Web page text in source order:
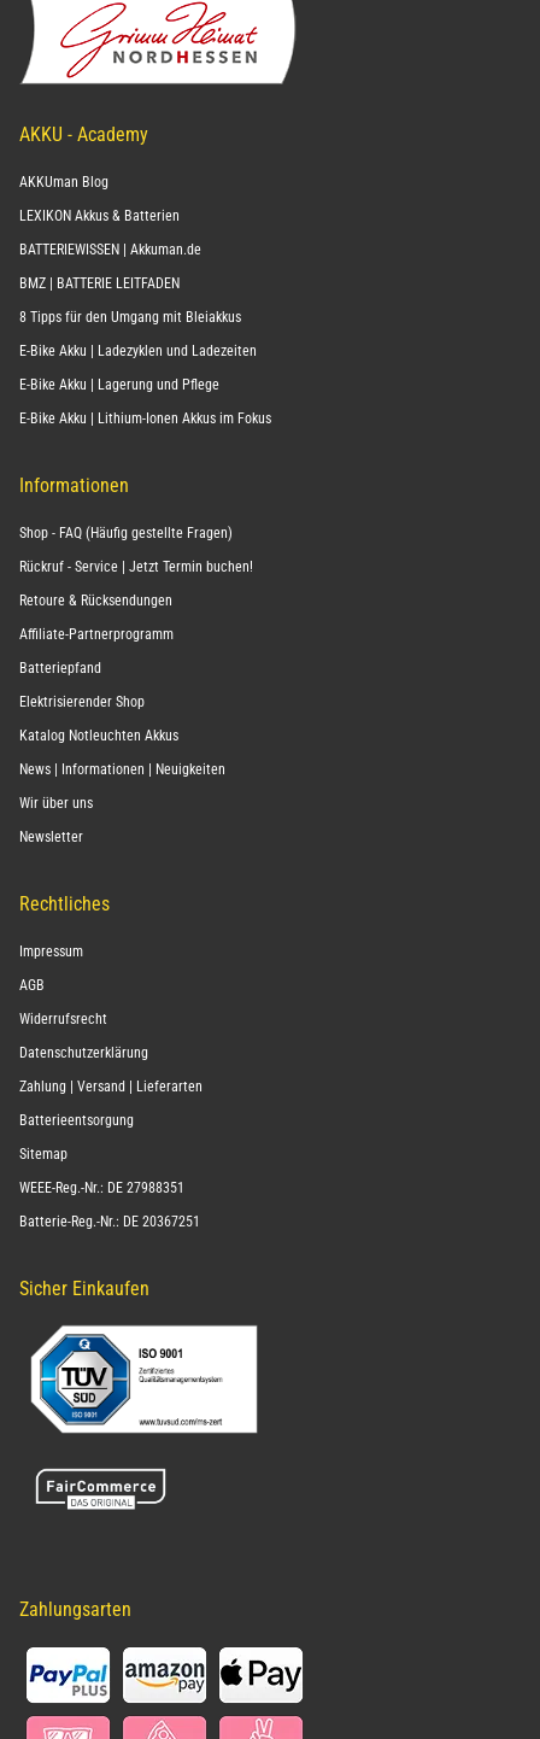
AKKU - Academy
AKKUman Blog
LEXIKON Akkus & Batterien
BATTERIEWISSEN | Akkuman.de
BMZ | BATTERIE LEITFADEN
8 Tipps für den Umgang mit Bleiakkus
E-Bike Akku | Ladezyklen und Ladezeiten
E-Bike Akku | Lagerung und Pflege
E-Bike Akku | Lithium-Ionen Akkus im Fokus
Informationen
Shop - FAQ (Häufig gestellte Fragen)
Rückruf - Service | Jetzt Termin buchen!
Retoure & Rücksendungen
Affiliate-Partnerprogramm
Batteriepfand
Elektrisierender Shop
Katalog Notleuchten Akkus
News | Informationen | Neuigkeiten
Wir über uns
Newsletter
Rechtliches
Impressum
AGB
Widerrufsrecht
Datenschutzerklärung
Zahlung | Versand | Lieferarten
Batterieentsorgung
Sitemap
WEEE-Reg.-Nr.: DE 27988351
Batterie-Reg.-Nr.: DE 20367251
Sicher Einkaufen
Zahlungsarten